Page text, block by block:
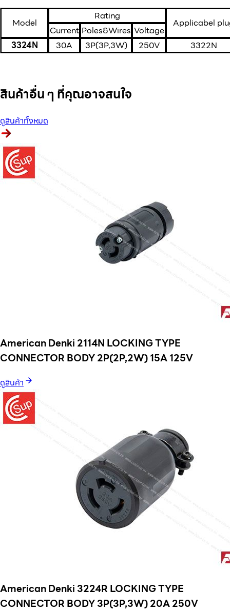
Model
Rating
Applicabel
Current Poles&Wires Voltage
3324N
30A 3P(3P,3W) 250V 3322N
สินค้าอื่น ๆ ที่คุณอาจสนใจ
ดูสินค้าทั้งหมด
American Denki 2114N LOCKING TYPE
CONNECTOR BODY 2P(2P,2W) 15A 125V
ดูสินค้า
American Denki 3224R LOCKING TYPE
CONNECTOR BODY 3P(3P,3W) 20A 250V